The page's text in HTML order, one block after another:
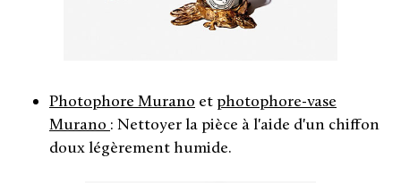
Photophore Murano etphotophore-vase
Murano : Nettoyer la pièce à l'aide d'un chiffon
doux légèrement humide.